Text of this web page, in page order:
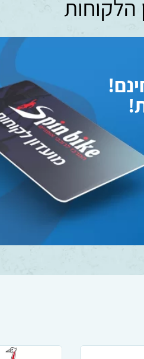
יחס אדיב, מחירים
מכל דבר אחר נותנים
אותה בעת הצורך – בלי
.כל הכבוד!!!
הלקוחות